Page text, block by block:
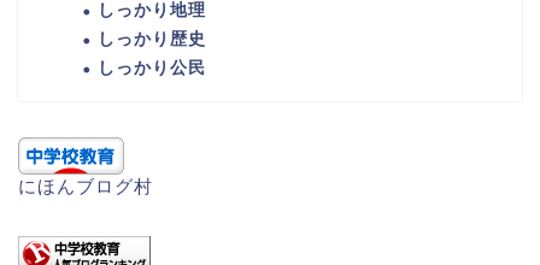
しっかり地理
しっかり歴史
しっかり公民
にほんブログ村